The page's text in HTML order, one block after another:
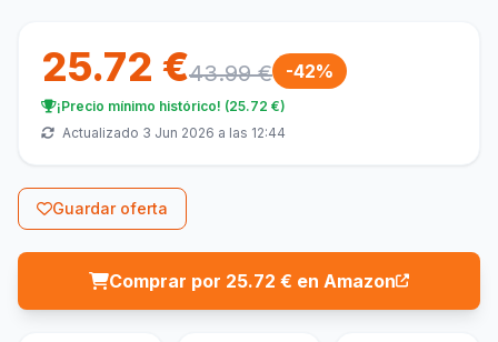
25.72 €43.99 € -42%
¡Precio mínimo histórico! (25.72 €)
Actualizado 3 Jun 2026 a las 12:44
Guardar oferta
Comprar por 25.72 € en Amazon